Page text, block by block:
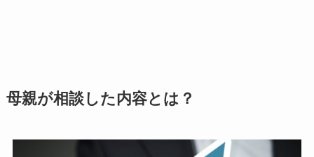
母親が相談した内容とは？